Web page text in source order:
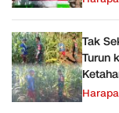
Tak
Turun